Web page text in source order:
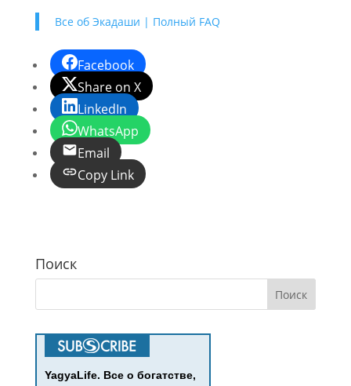
Все об Экадаши | Полный FAQ
Facebook
Share on X
LinkedIn
WhatsApp
Email
Copy Link
Поиск
YagyaLife. Все о богатстве,